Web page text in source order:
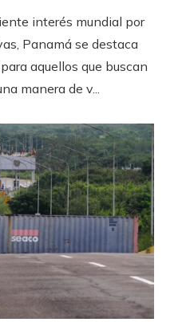
interés mundial por
Panamá se destaca
aquellos que buscan
manera de v...